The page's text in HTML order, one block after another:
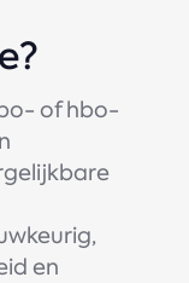
of hbo-
en